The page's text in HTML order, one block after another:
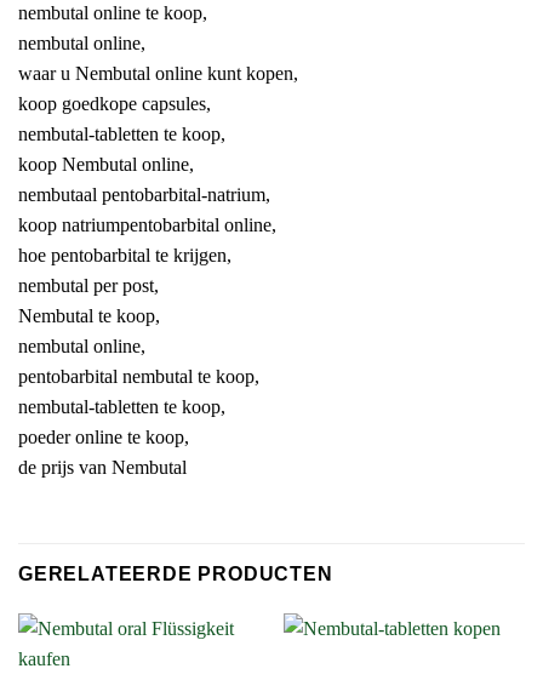
nembutal online te koop,
nembutal online,
waar u Nembutal online kunt kopen,
koop goedkope capsules,
nembutal-tabletten te koop,
koop Nembutal online,
nembutaal pentobarbital-natrium,
koop natriumpentobarbital online,
hoe pentobarbital te krijgen,
nembutal per post,
Nembutal te koop,
nembutal online,
pentobarbital nembutal te koop,
nembutal-tabletten te koop,
poeder online te koop,
de prijs van Nembutal
GERELATEERDE PRODUCTEN